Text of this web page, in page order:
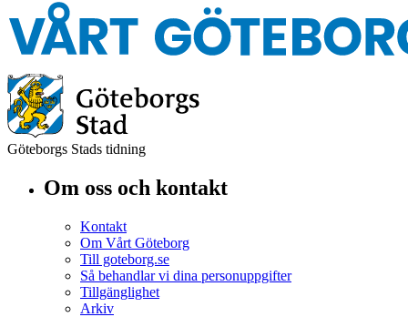
Göteborgs Stads tidning
Om oss och kontakt
Kontakt
Om Vårt Göteborg
Till goteborg.se
Så behandlar vi dina personuppgifter
Tillgänglighet
Arkiv